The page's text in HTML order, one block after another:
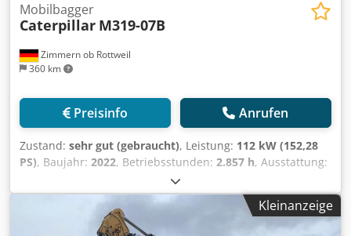
Zimmern ob Rottweil
360 km
Mobilbagger
Caterpillar M319-07B
Preisinfo Anrufen
Zustand: sehr gut (gebraucht), Leistung: 112 kW (152,28
PS), Baujahr: 2022, Betriebsstunden: 2.857 h, Ausstattung:
, CATERPILLAR M319-07B Dodpfx Ajyin
Dbeidowa Baujahr 2022 Betriebsstunden 2.857 std.
Geschlossene Kabine Klimaanlage Radio Rück- und
Seitenkamera Verstellausleger Stiel: 2,50m. Vollverrohrung
Kleinanzeige